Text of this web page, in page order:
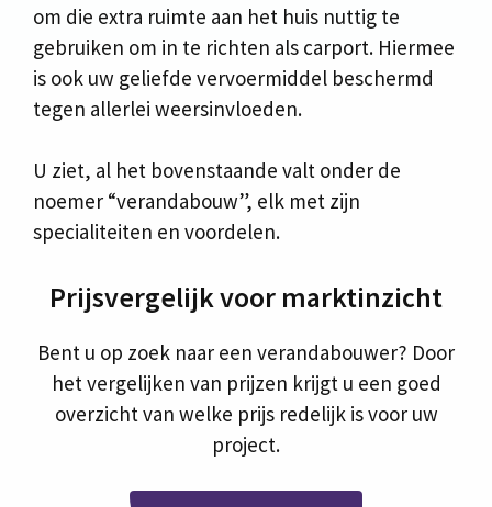
om die extra ruimte aan het huis nuttig te
gebruiken om in te richten als carport. Hiermee
is ook uw geliefde vervoermiddel beschermd
tegen allerlei weersinvloeden.
U ziet, al het bovenstaande valt onder de
noemer “verandabouw”, elk met zijn
specialiteiten en voordelen.
Prijsvergelijk voor marktinzicht
Bent u op zoek naar een verandabouwer? Door
het vergelijken van prijzen krijgt u een goed
overzicht van welke prijs redelijk is voor uw
project.